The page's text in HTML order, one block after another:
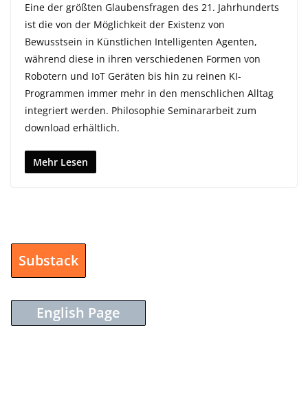
Eine der größten Glaubensfragen des 21. Jahrhunderts
ist die von der Möglichkeit der Existenz von
Bewusstsein in Künstlichen Intelligenten Agenten,
während diese in ihren verschiedenen Formen von
Robotern und IoT Geräten bis hin zu reinen KI-
Programmen immer mehr in den menschlichen Alltag
integriert werden. Philosophie Seminararbeit zum
download erhältlich.
Mehr Lesen
Substack
English Page